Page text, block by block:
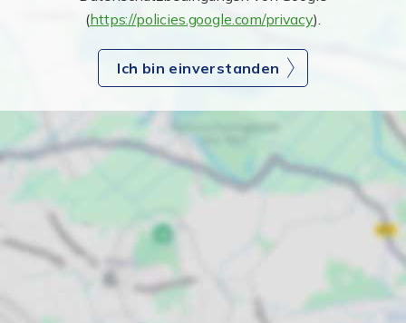
(https://policies.google.com/privacy).
Ich bin einverstanden